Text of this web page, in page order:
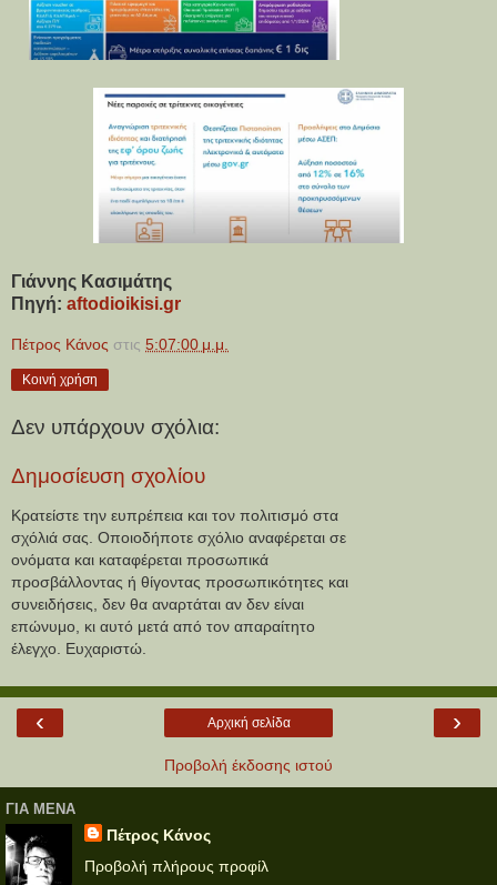
Γιάννης Κασιμάτης
Πηγή: aftodioikisi.gr
Πέτρος Κάνος στις 5:07:00 μ.μ.
Κοινή χρήση
Δεν υπάρχουν σχόλια:
Δημοσίευση σχολίου
Κρατείστε την ευπρέπεια και τον πολιτισμό στα
σχόλιά σας. Οποιοδήποτε σχόλιο αναφέρεται σε
ονόματα και καταφέρεται προσωπικά
προσβάλλοντας ή θίγοντας προσωπικότητες και
συνειδήσεις, δεν θα αναρτάται αν δεν είναι
επώνυμο, κι αυτό μετά από τον απαραίτητο
έλεγχο. Ευχαριστώ.
‹ ›
Αρχική σελίδα
Προβολή έκδοσης ιστού
ΓΙΑ ΜΕΝΑ
Πέτρος Κάνος
Προβολή πλήρους προφίλ